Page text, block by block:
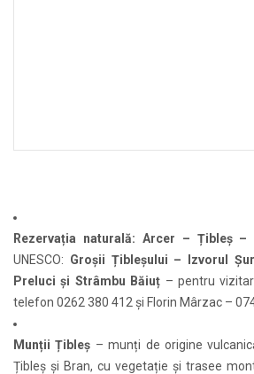
Rezervația naturală: Arcer – Țibleș –
UNESCO: Groșii Țibleșului – Izvorul
Preluci și Strâmbu Băiuț – pentru
telefon 0262 380 412 și Florin Mârzac –
Munții Țibleș – munți de origine
Țibleș și Bran, cu vegetație și trasee